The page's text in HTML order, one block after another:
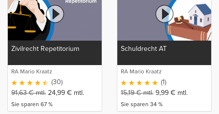
Zivilrecht Repetitorium
RA Mario Kraatz
(30)
91,63€mtl. 24,99 € mtl.
Sie sparen 67 %
Schuldrecht AT
RA Mario Kraatz
(1)
15,19€mtl. 9,99 € mtl.
Sie sparen 34 %